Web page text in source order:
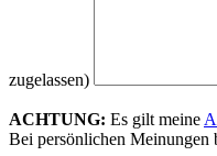
zugelassen)
ACHTUNG: Es gilt meine
Bei persönlichen Meinungen